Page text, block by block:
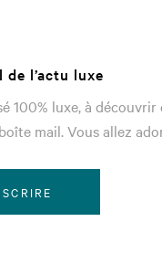
de l’actu luxe
100% luxe, à
mail. Vous allez